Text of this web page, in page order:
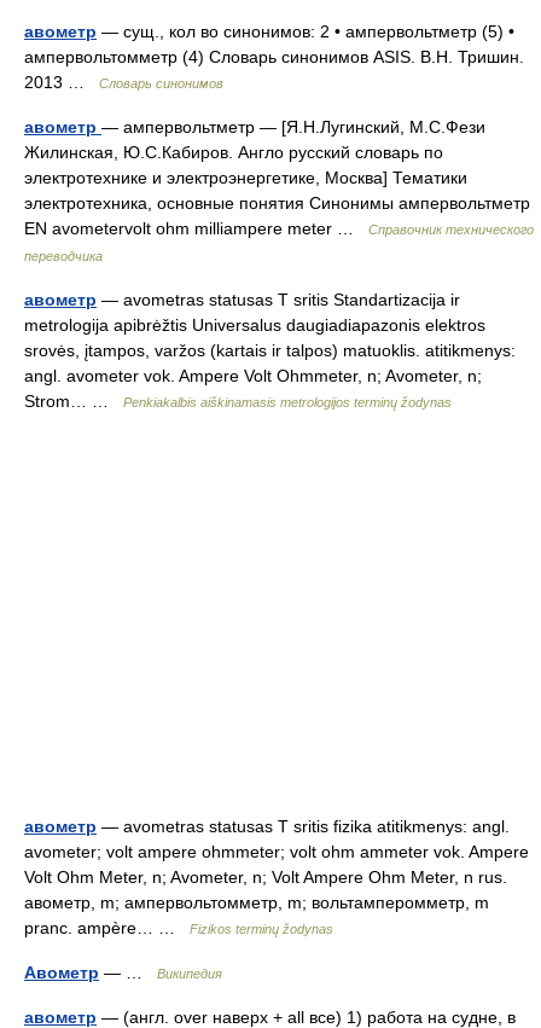
авометр — сущ., кол во синонимов: 2 • ампервольтметр (5) •
ампервольтомметр (4) Словарь синонимов ASIS. В.Н. Тришин.
2013 …
Словарь синонимов
авометр — ампервольтметр — [Я.Н.Лугинский, М.С.Фези
Жилинская, Ю.С.Кабиров. Англо русский словарь по
электротехнике и электроэнергетике, Москва] Тематики
электротехника, основные понятия Синонимы ампервольтметр
EN avometervolt ohm milliampere meter …
Справочник технического
переводчика
авометр — avometras statusas T sritis Standartizacija ir
metrologija apibrėžtis Universalus daugiadiapazonis elektros
srovės, įtampos, varžos (kartais ir talpos) matuoklis. atitikmenys:
angl. avometer vok. Ampere Volt Ohmmeter, n; Avometer, n;
Strom… …
Penkiakalbis aiškinamasis metrologijos terminų žodynas
авометр — avometras statusas T sritis fizika atitikmenys: angl.
avometer; volt ampere ohmmeter; volt ohm ammeter vok. Ampere
Volt Ohm Meter, n; Avometer, n; Volt Ampere Ohm Meter, n rus.
авометр, m; ампервольтомметр, m; вольтамперомметр, m
pranc. ampère… …
Fizikos terminų žodynas
Авометр — … Википедия
авометр — (англ. over наверх + all все) 1) работа на судне, в